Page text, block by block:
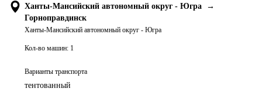
Ханты-Мансийский автономный округ - Югра
→
Горноправдинск
Ханты-Мансийский автономный округ - Югра
Кол-во машин: 1
Варианты транспорта
тентованный